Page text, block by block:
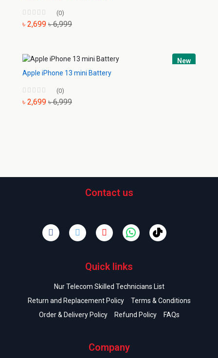
(0)
৳ 2,699 ৳ 6,999
New
Apple iPhone 13 mini Battery
(0)
৳ 2,699 ৳ 6,999
Contact us
Quick links
Nur Telecom Skilled Technicians List
Return and Replacement Policy
Terms & Conditions
Order & Delivery Policy
Refund Policy FAQs
Company